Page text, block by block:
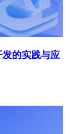
的实践与应